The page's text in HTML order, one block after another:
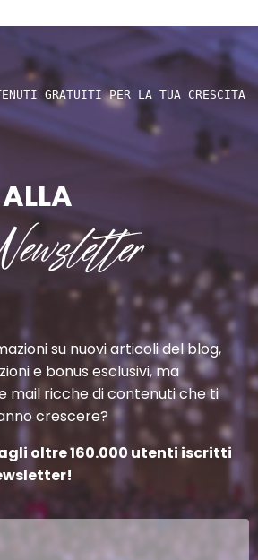
GRATUITI PER LA TUA CRESCITA
su nuovi articoli del blog,
e bonus esclusivi, ma
mail ricche di contenuti che ti
crescere?
oltre 160.000 utenti iscritti